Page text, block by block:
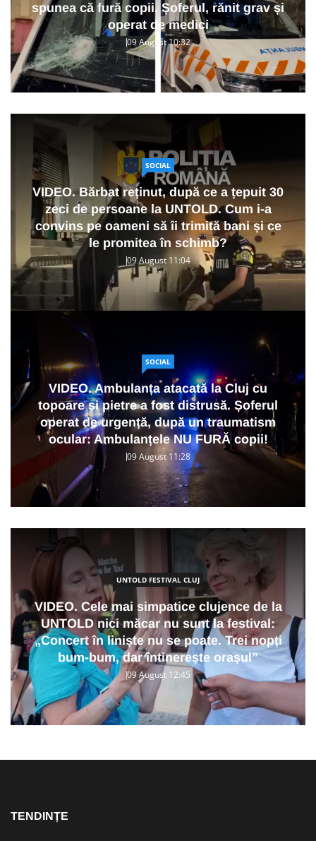
spunea că fură copii. Șoferul, rănit grav și
operat de medici
09 August 10:32
SOCIAL
VIDEO. Bărbat reținut, după ce a țepuit 30
zeci de persoane la UNTOLD. Cum i-a
convins pe oameni să îi trimită bani și ce
le promitea în schimb?
09 August 11:04
SOCIAL
VIDEO. Ambulanța atacată la Cluj cu
topoare și pietre a fost distrusă. Șoferul
operat de urgență, după un traumatism
ocular: Ambulanțele NU FURĂ copii!
09 August 11:28
UNTOLD FESTIVAL CLUJ
VIDEO. Cele mai simpatice clujence de la
UNTOLD nici măcar nu sunt la festival:
„Concert în liniște nu se poate. Trei nopți
bum-bum, dar întinerește orașul”
09 August 12:45
TENDINȚE